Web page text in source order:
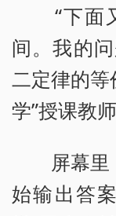
“下面又
间。我的
二定律的等
学”授课教
屏幕里，
始输出答